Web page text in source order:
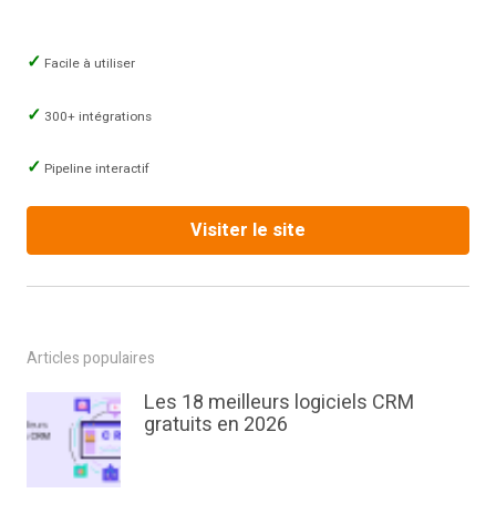
Facile à utiliser
300+ intégrations
Pipeline interactif
Visiter le site
Articles populaires
Les 18 meilleurs logiciels CRM
gratuits en 2026